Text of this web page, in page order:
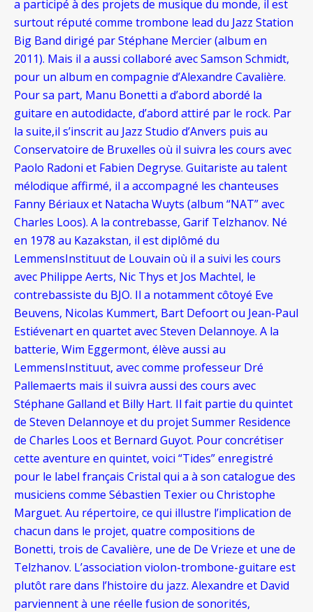
a participé à des projets de musique du monde, il est
surtout réputé comme trombone lead du Jazz Station
Big Band dirigé par Stéphane Mercier (album en
2011). Mais il a aussi collaboré avec Samson Schmidt,
pour un album en compagnie d’Alexandre Cavalière.
Pour sa part, Manu Bonetti a d’abord abordé la
guitare en autodidacte, d’abord attiré par le rock. Par
la suite,il s’inscrit au Jazz Studio d’Anvers puis au
Conservatoire de Bruxelles où il suivra les cours avec
Paolo Radoni et Fabien Degryse. Guitariste au talent
mélodique affirmé, il a accompagné les chanteuses
Fanny Bériaux et Natacha Wuyts (album “NAT” avec
Charles Loos). A la contrebasse, Garif Telzhanov. Né
en 1978 au Kazakstan, il est diplômé du
LemmensInstituut de Louvain où il a suivi les cours
avec Philippe Aerts, Nic Thys et Jos Machtel, le
contrebassiste du BJO. Il a notamment côtoyé Eve
Beuvens, Nicolas Kummert, Bart Defoort ou Jean-Paul
Estiévenart en quartet avec Steven Delannoye. A la
batterie, Wim Eggermont, élève aussi au
LemmensInstituut, avec comme professeur Dré
Pallemaerts mais il suivra aussi des cours avec
Stéphane Galland et Billy Hart. Il fait partie du quintet
de Steven Delannoye et du projet Summer Residence
de Charles Loos et Bernard Guyot. Pour concrétiser
cette aventure en quintet, voici “Tides” enregistré
pour le label français Cristal qui a à son catalogue des
musiciens comme Sébastien Texier ou Christophe
Marguet. Au répertoire, ce qui illustre l’implication de
chacun dans le projet, quatre compositions de
Bonetti, trois de Cavalière, une de De Vrieze et une de
Telzhanov. L’association violon-trombone-guitare est
plutôt rare dans l’histoire du jazz. Alexandre et David
parviennent à une réelle fusion de sonorités,